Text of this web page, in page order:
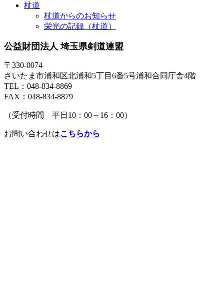
杖道
杖道からのお知らせ
栄光の記録（杖道）
公益財団法人 埼玉県剣道連盟
〒330-0074
さいたま市浦和区北浦和5丁目6番5号浦和合同庁舎4階
TEL：048-834-8869
FAX：048-834-8879
（受付時間 平日10：00～16：00）
お問い合わせはこちらから